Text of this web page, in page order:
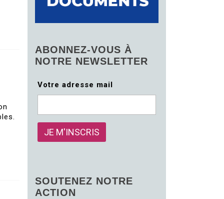
ABONNEZ-VOUS À
NOTRE NEWSLETTER
Votre adresse mail
SOUTENEZ NOTRE
ACTION